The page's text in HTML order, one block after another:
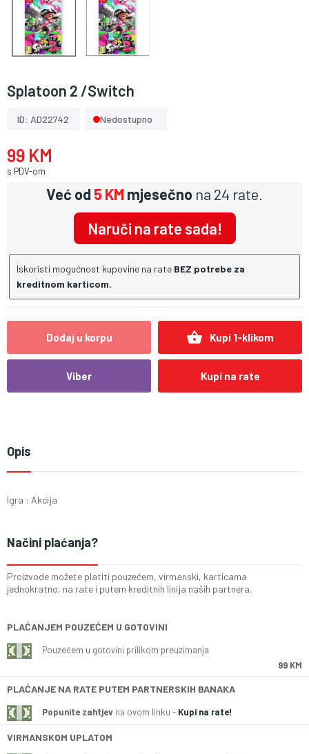
Splatoon 2 /Switch
ID: AD22742 Nedostupno
99 KM
s PDV-om
Već od5 KM mjesečno na 24 rate.
Naruči na rate sada!
Iskoristi mogućnost kupovine na rate BEZ potrebe za
kreditnom karticom.
Dodaj u korpu shopping_basket Kupi 1-klikom
Viber Kupi na rate
Opis
Igra : Akcija
Načini plaćanja?
Proizvode možete platiti pouzećem, virmanski, karticama
jednokratno, na rate i putem kreditnih linija naših partnera.
PLAĆANJEM POUZEĆEM U GOTOVINI
Pouzećem u gotovini prilikom preuzimanja
99 KM
PLAĆANJE NA RATE PUTEM PARTNERSKIH BANAKA
Popunite zahtjev na ovom linku - Kupi na rate!
VIRMANSKOM UPLATOM